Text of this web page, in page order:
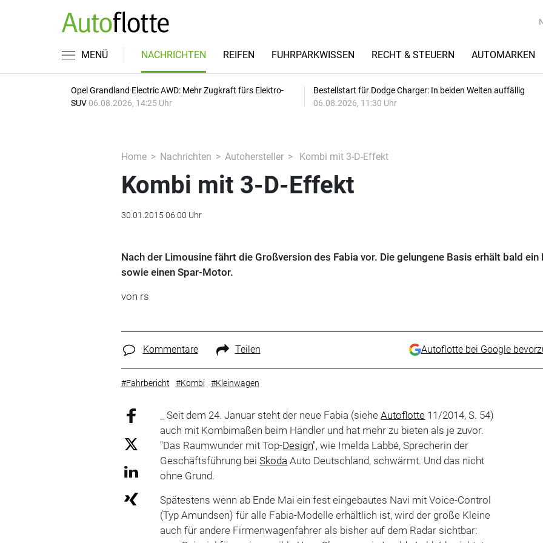
MENÜ NACHRICHTEN REIFEN FUHRPARKWISSEN RECHT & STEUERN AUTOMARKEN
Opel Grandland Electric AWD: Mehr Zugkraft fürs Elektro-
SUV 06.08.2026, 14:25 Uhr
Bestellstart für Dodge Charger: In beiden Welten auffällig
06.08.2026, 11:30 Uhr
Home Nachrichten Autohersteller Kombi mit 3-D-Effekt
Kombi mit 3-D-Effekt
30.01.2015 06:00 Uhr
Nach der Limousine fährt die Großversion des Fabia vor. Die gelungene Basis erhält bald ein
sowie einen Spar-Motor.
von rs
Kommentare Teilen Autoflotte bei Google
#Fahrbericht #Kombi #Kleinwagen
_ Seit dem 24. Januar steht der neue Fabia (sieheAutoflotte 11/2014, S. 54)
auch mit Kombimaßen beim Händler und hat mehr zu bieten als je zuvor.
"Das Raumwunder mit Top-Design", wie Imelda Labbé, Sprecherin der
Geschäftsführung beiSkoda Auto Deutschland, schwärmt. Und das nicht
ohne Grund.
Spätestens wenn ab Ende Mai ein fest eingebautes Navi mit Voice-Control
(Typ Amundsen) für alle Fabia-Modelle erhältlich ist, wird der große Kleine
auch für andere Firmenwagenfahrer als bisher auf dem Radar sichtbar: